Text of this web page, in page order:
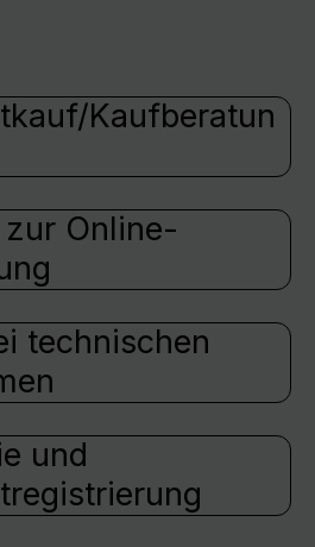
Kaufberatun
zur Online-
technischen
und